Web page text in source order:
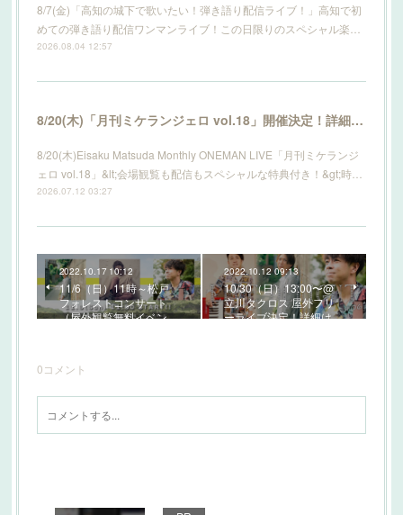
8/7(金)「高知の城下で歌いたい！弾き語り配信ライブ！」高知で初
めての弾き語り配信ワンマンライブ！この日限りのスペシャル楽…
2026.08.04 12:57
8/20(木)「月刊ミケランジェロ vol.18」開催決定！詳細はこちら！
8/20(木)Eisaku Matsuda Monthly ONEMAN LIVE「月刊ミケランジ
ェロ vol.18」&lt;会場観覧も配信もスペシャルな特典付き！&gt;時…
2026.07.12 03:27
2022.10.17 10:12
11/6（日）11時～松戸
フォレストコンサート
（屋外観覧無料イベン…
2022.10.12 09:13
10/30（日）13:00〜@
立川タクロス 屋外フリ
ーライブ決定！詳細は…
0コメント